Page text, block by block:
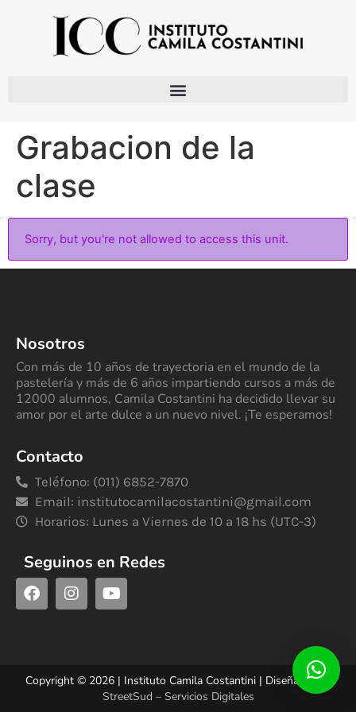
Grabacion de la
clase
Sorry, but you're not allowed to access this unit.
Nosotros
Con más de 10 años de trayectoria en el mundo de la
pastelería y más de 6 años impartiendo cursos a más de
12000 alumnos, Camila Costantini ha decidido llevar su
amor por el arte dulce a un nuevo nivel. ¡Te esperamos!
Contacto
Teléfono: (011) 6852-7870
Email: institutocamilacostantini@gmail.com
Horarios: Lunes a Viernes de 10 a 18 hs (UTC-3)
Seguinos en Redes
Copyright © 2026 | Instituto Camila Costantini | Diseñado por
StreetSud – Servicios Digitales